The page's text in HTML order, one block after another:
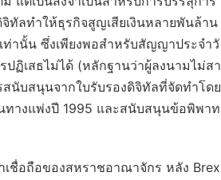
ทัลทำให้ธุรกิจสูญเสียเงินหลายพันล้าน
านั้น ซึ่งเพียงพอสำหรับสัญญาประจำวั
ฏิเสธไม่ได้ (หลักฐานว่าผู้ลงนามไม่สา
นับสนุนจากใบรับรองดิจิทัลที่จัดทำโดย
างแพ่งปี 1995 และสนับสนุนข้อพิพาท
ชื่อถือของสหราชอาณาจักร หลัง Brex